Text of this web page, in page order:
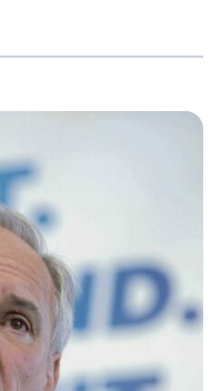
sind wir auch über